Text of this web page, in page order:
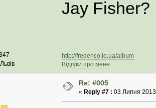
Jay Fisher?
http://frederico.io.ua/album
Відгуки про мене
Re: #005
« Reply #7 : 03 Липня